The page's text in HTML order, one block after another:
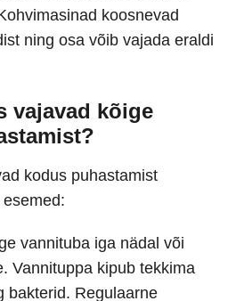
koosnevad
ning osa võib vajada eraldi
vajavad kõige
kodus puhastamist
vannituba iga nädal või
Vannituppa kipub tekkima
bakterid. Regulaarne